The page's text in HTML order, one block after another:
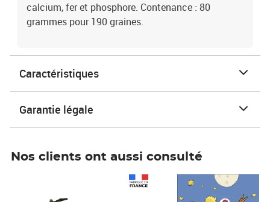
calcium, fer et phosphore. Contenance : 80
grammes pour 190 graines.
Caractéristiques
Garantie légale
Nos clients ont aussi consulté
Prix 6,25€ HT